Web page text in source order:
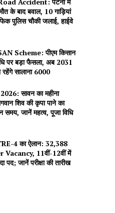
Accident: पटना में
के बाद बवाल, 10 गाड़ियां
पुलिस चौकी जलाई, हाईवे
Scheme: पीएम किसान
पर बड़ा फैसला, अब 2031
सालाना ₹6000
सावन का महीना
शिव की कृपा पाने का
समय, जानें महत्व, पूजा विधि
4 का ऐलान: 32,388
Vacancy, 11वीं-12वीं में
पद; जानें परीक्षा की तारीख